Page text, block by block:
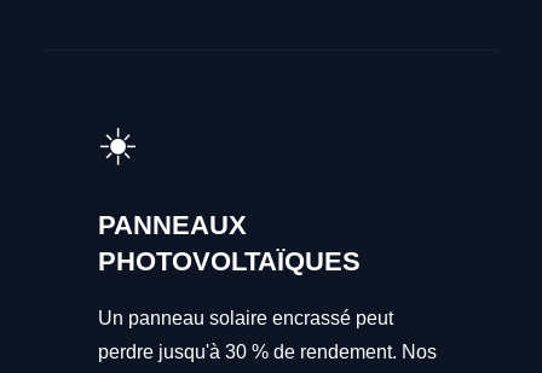
☀️
PANNEAUX
PHOTOVOLTAÏQUES
Un panneau solaire encrassé peut
perdre jusqu'à 30 % de rendement. Nos